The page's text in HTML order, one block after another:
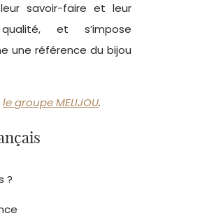
savoir-faire et leur
et s’impose
une référence du bijou
le groupe MELIJOU.
?